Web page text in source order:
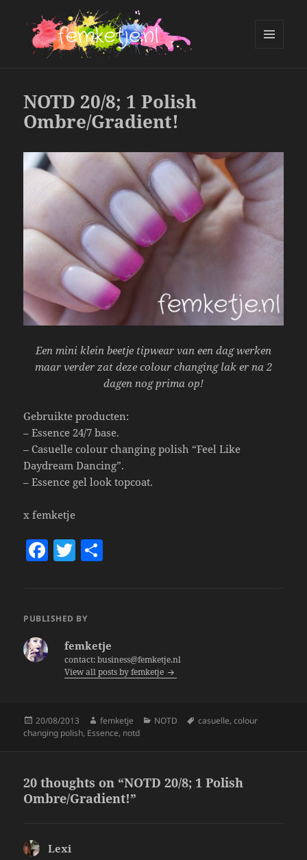
NOTD 20/8; 1 Polish
Ombre/Gradient!
Een mini klein beetje tipwear van een dag werken
maar verder zat deze colour changing lak er na 2
dagen nog prima op!
Gebruikte producten:
– Essence 24/7 base.
– Casuelle colour changing polish “Feel Like
Daydream Dancing”.
– Essence gel look topcoat.
x femketje
F
e
T
er
PUBLISHED BY
femketje
contact: business@femketje.nl
View all posts by femketje
Posted
on
20/08/2013 Author
femketje Categories
NOTD Tags
casuelle,colour
changing polish, Essence, notd
20 thoughts on “NOTD 20/8; 1 Polish
Ombre/Gradient!”
Lexi